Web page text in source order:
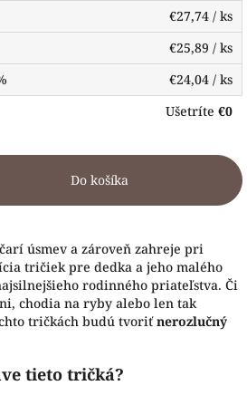
€27,74 / ks
€25,89 / ks
€24,04 / ks
Ušetríte €0
Do košíka
úsmev a zároveň zahreje pri
tričiek pre dedka a jeho malého
rodinného priateľstva. Či
chodia na ryby alebo len tak
tričkách budú tvoriťnerozlučný
tieto tričká?